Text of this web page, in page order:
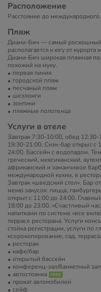
Расположение
Расстояние до
Пляж
Диани-Бич — самый
располагается к югу от
Диани-Бич широкая пляжная
похожий на муку.
первая линия
городской пляж
песчаный пляж
шезлонги
зонтики
пляжные полотенца
Услуги в отеле
Завтрак 7:30-10:00, обед
19:30-21:00. Снэк-бар открыт с
24:00. Бассейн с водопадом.
греческий, мексиканский,
африканский и заманчивое
международной кухни, в
Завтрак «шведский стол». Бар
меню закусок: пицца,
открыт с 11:00 до 24:00.
18:00 до 23:00. «Счастливый
напитками по системе «все
террасе ресторана. Услуги
стойка регистрации, услуги
ксерокопирование, сад, терраса.
ресторан
кафе/бар
открытый бассейн
конференц-зал/банкетный зал
автостоянка
прокат автомобилей
сейф